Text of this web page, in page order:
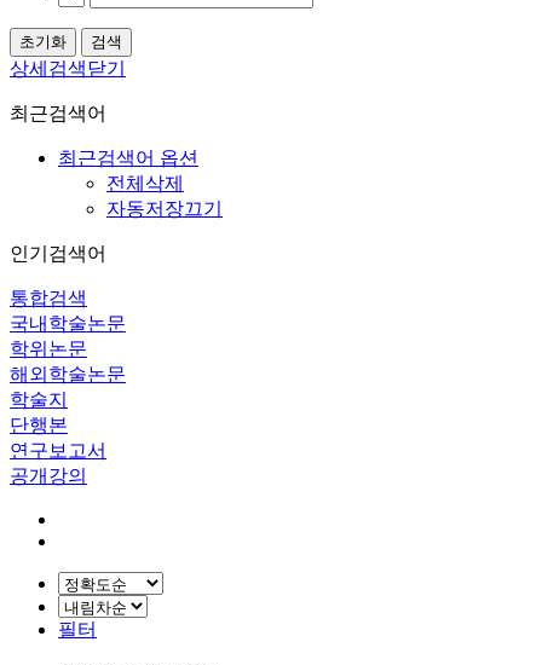
상세검색닫기
최근검색어
최근검색어 옵션
전체삭제
자동저장끄기
인기검색어
통합검색
국내학술논문
학위논문
해외학술논문
학술지
단행본
연구보고서
공개강의
필터